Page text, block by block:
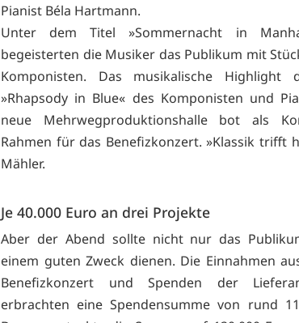
Pianist Béla Hartmann.
Unter dem Titel »Sommernacht in
begeisterten die Musiker das Publikum mit
Komponisten. Das musikalische
»Rhapsody in Blue« des Komponisten und
neue Mehrwegproduktionshalle bot als
Rahmen für das Benefizkonzert. »Klassik trifft
Mähler.
Je 40.000 Euro an drei Projekte
Aber der Abend sollte nicht nur das
einem guten Zweck dienen. Die Einnahmen
Benefizkonzert und Spenden der
erbrachten eine Spendensumme von rund